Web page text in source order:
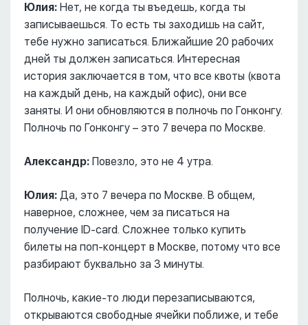
Юлия: Нет, не когда ты въедешь, когда ты
записываешься. То есть ты заходишь на сайт,
тебе нужно записаться. Ближайшие 20 рабочих
дней ты должен записаться. Интересная
история заключается в том, что все квоты (квота
на каждый день, на каждый офис), они все
заняты. И они обновляются в полночь по Гонконгу.
Полночь по Гонконгу – это 7 вечера по Москве.
Александр: Повезло, это не 4 утра.
Юлия: Да, это 7 вечера по Москве. В общем,
наверное, сложнее, чем за писаться на
получение ID-card. Сложнее только купить
билеты на поп-концерт в Москве, потому что все
разбирают буквально за 3 минуты.
Полночь, какие-то люди перезаписываются,
открываются свободные ячейки поближе, и тебе